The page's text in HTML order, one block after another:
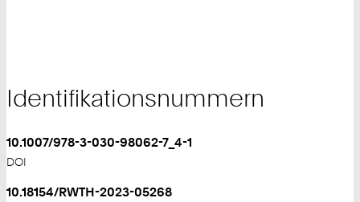
Identifikationsnummern
10.1007/978-3-030-98062-7_4-1
DOI
10.18154/RWTH-2023-05268